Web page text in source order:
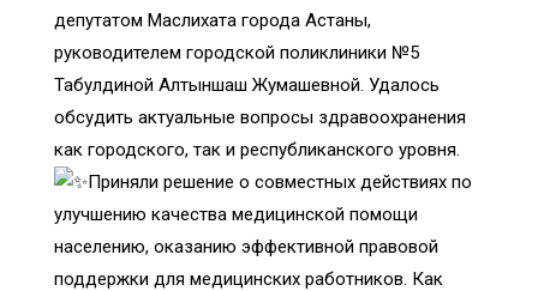
депутатом Маслихата города Астаны,
руководителем городской поликлиники №5
Табулдиной Алтыншаш Жумашевной. Удалось
обсудить актуальные вопросы здравоохранения
как городского, так и республиканского уровня.
Приняли решение о совместных действиях по
улучшению качества медицинской помощи
населению, оказанию эффективной правовой
поддержки для медицинских работников. Как